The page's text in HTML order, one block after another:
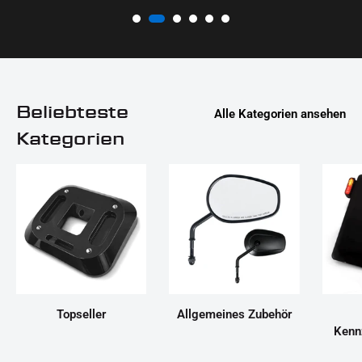
Beliebteste
Kategorien
Alle Kategorien ansehen
Topseller
Allgemeines Zubehör